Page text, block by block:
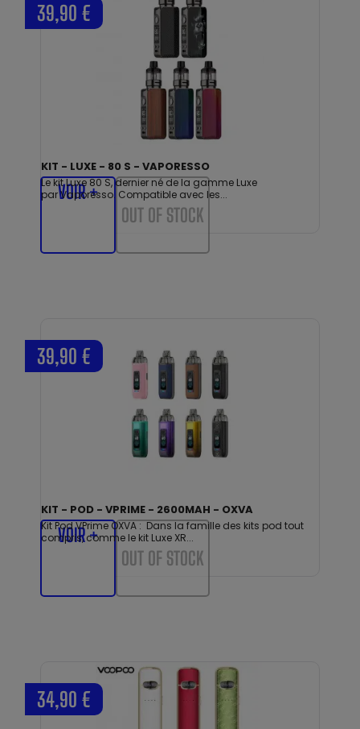
KIT - LUXE - 80 S - VAPORESSO
Le kit Luxe 80 S, dernier né de la gamme Luxe
par Vaporesso. Compatible avec les...
39,90 €
VOIR +
OUT OF STOCK
KIT - POD - VPRIME - 2600MAH - OXVA
Kit Pod VPrime OXVA : Dans la famille des kits pod tout
compris, comme le kit Luxe XR...
39,90 €
VOIR +
OUT OF STOCK
34,90 €